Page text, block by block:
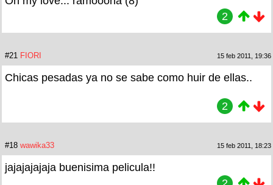
2
#21 FIORI 15 feb 2011, 19:36
Chicas pesadas ya no se sabe como huir de ellas..
2
#18 wawika33 15 feb 2011, 18:23
jajajajajaja buenisima pelicula!!